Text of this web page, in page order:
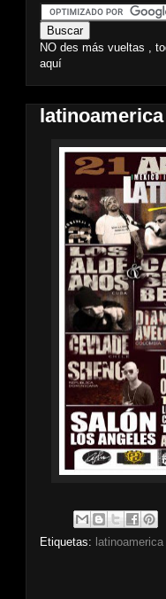
NO des más vueltas ,
aquí
Etiquetas: